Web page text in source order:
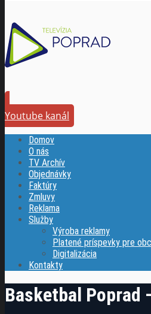
Youtube kanál
Domov
O nás
TV Archív
Objednávky
Faktúry
Zmluvy
Reklama
Služby
Výroba reklamy
Platené príspevky pre
Digitalizácia
Kontakty
Basketbal Poprad